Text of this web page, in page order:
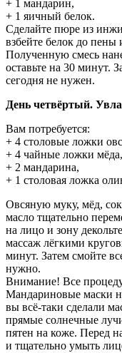
+ 1 мандарин,
+ 1 яичный белок.
Сделайте пюре из
взбейте белок до
Полученную смесь
оставьте на 30 минут.
сегодня не нужен.
День четвёртый.
Вам потребуется:
+ 4 столовые ложки
+ 4 чайные ложки мёда,
+ 2 мандарина,
+ 1 столовая ложка
Овсяную муку, мёд,
масло тщательно
на лицо и зону
массаж лёгкими
минут. Затем смойте
нужно.
Внимание! Все
Мандариновые маски
вы всё-таки сделали
прямые солнечные
пятен на коже. Перед
и тщательно умыть